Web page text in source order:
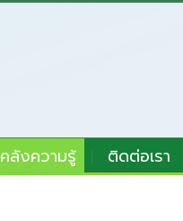
คลังความรู้ ติดต่อเรา